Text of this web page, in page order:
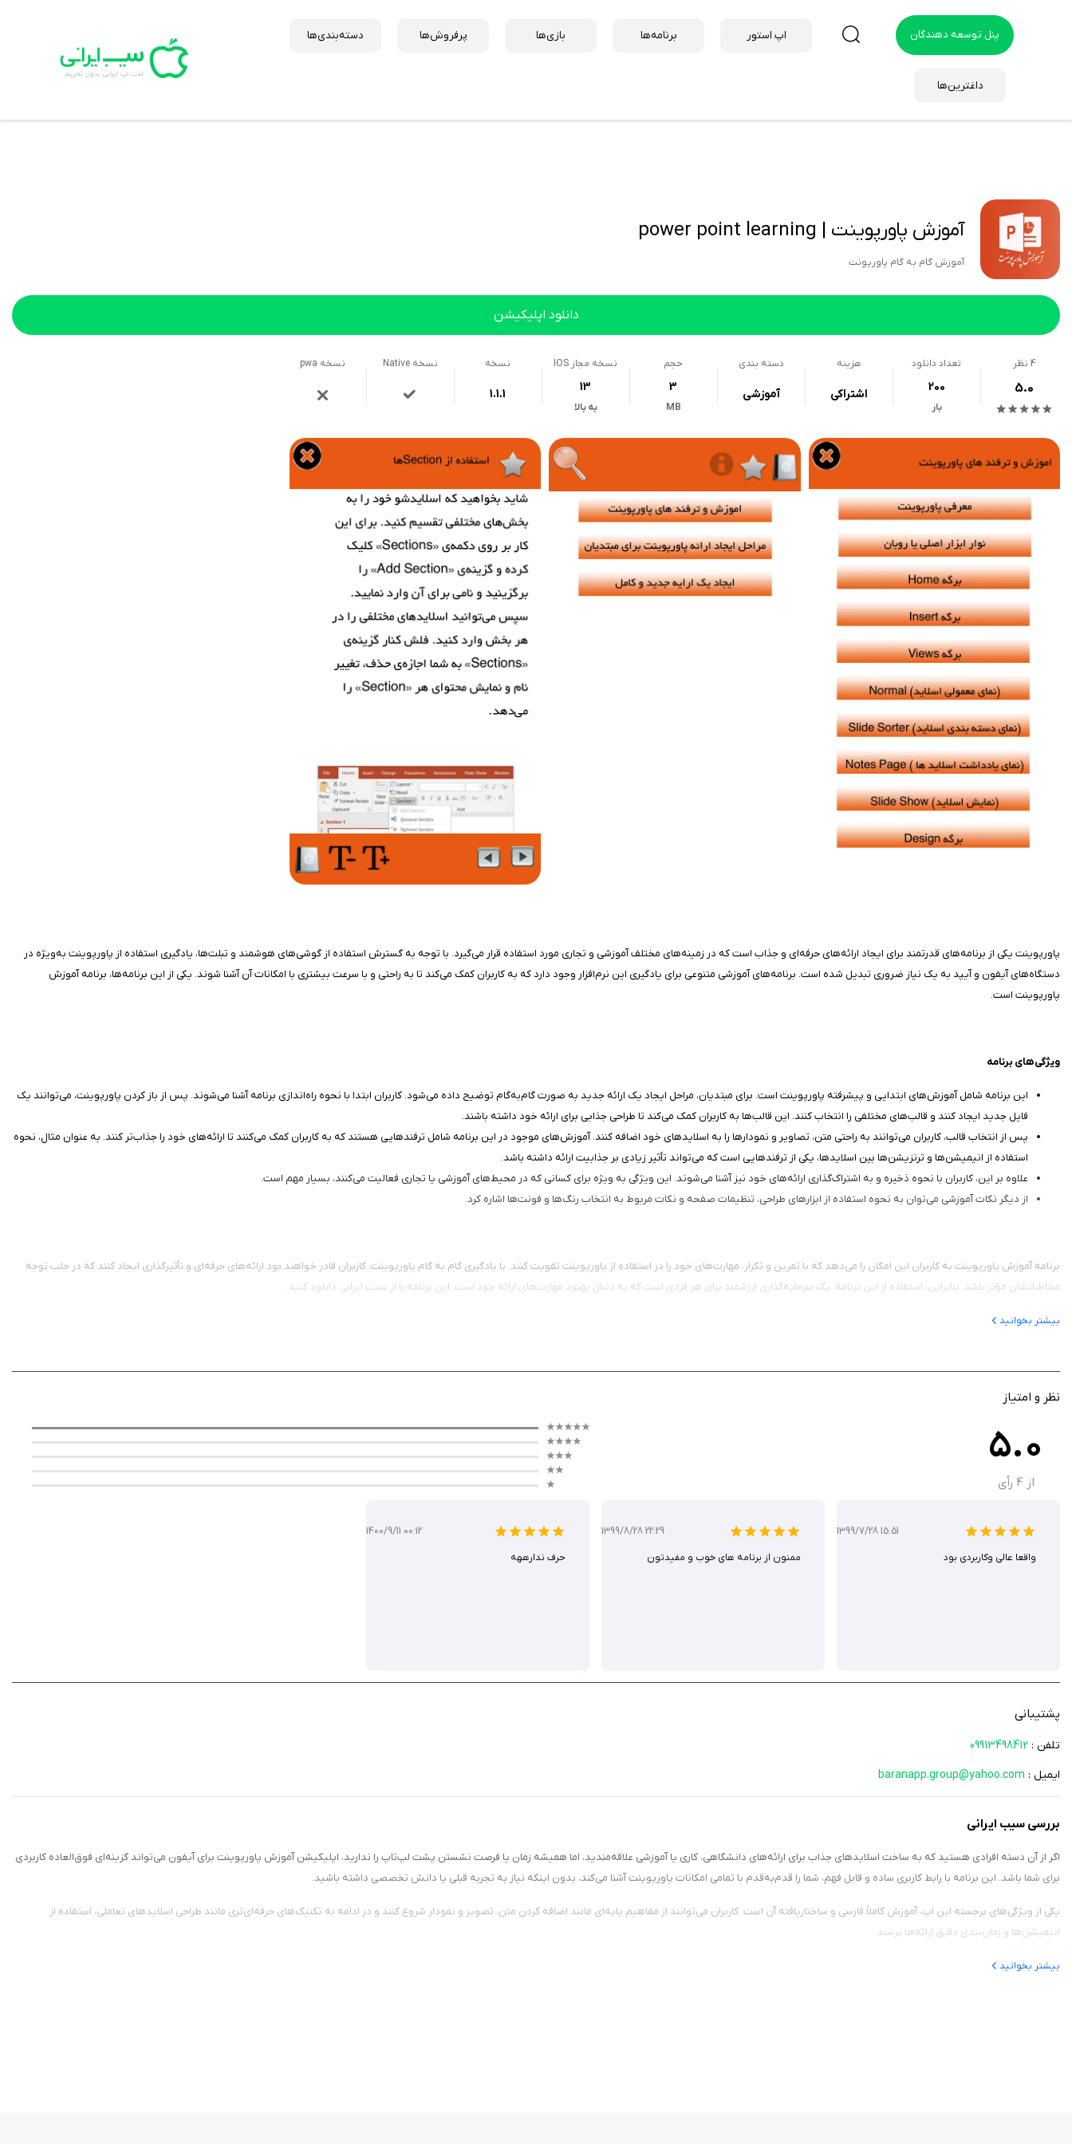
پنل توسعه دهندگان اپ استور برنامه‌ها بازی‌ها پرفروش‌ها دسته‌بندی‌ها
داغترین‌ها
آموزش پاورپوینت | power point learning
آموزش گام به گام پاورپونت
دانلود اپلیکیشن
4 نظر
5.0
تعداد دانلود
200
بار
هزینه
اشتراکی
دسته بندی
آموزشی
حجم
3
MB
نسخه مجاز IOS
13
به بالا
نسخه
1.1.1
نسخه Native نسخه pwa
پاورپوینت یکی از برنامه‌های قدرتمند برای ایجاد ارائه‌های حرفه‌ای و جذاب است که در زمینه‌های مختلف آموزشی و تجاری مورد استفاده قرار می‌گیرد. با توجه به گسترش استفاده از گوشی‌های هوشمند و تبلت‌ها، یادگیری استفاده از پاورپوینت به‌ویژه در
دستگاه‌های آیفون و آیپد به یک نیاز ضروری تبدیل شده است. برنامه‌های آموزشی متنوعی برای یادگیری این نرم‌افزار وجود دارد که به کاربران کمک می‌کند تا به راحتی و با سرعت بیشتری با امکانات آن آشنا شوند. یکی از این برنامه‌ها، برنامه آموزش
پاورپوینت است.
ویژگی‌های برنامه
این برنامه‌ شامل آموزش‌های ابتدایی و پیشرفته پاورپوینت است. برای مبتدیان، مراحل ایجاد یک ارائه جدید به صورت گام‌به‌گام توضیح داده می‌شود. کاربران ابتدا با نحوه راه‌اندازی برنامه آشنا می‌شوند. پس از باز کردن پاورپوینت، می‌توانند یک
فایل جدید ایجاد کنند و قالب‌های مختلفی را انتخاب کنند. این قالب‌ها به کاربران کمک می‌کند تا طراحی جذابی برای ارائه خود داشته باشند.
پس از انتخاب قالب، کاربران می‌توانند به راحتی متن، تصاویر و نمودارها را به اسلایدهای خود اضافه کنند. آموزش‌های موجود در این برنامه‌ شامل ترفندهایی هستند که به کاربران کمک می‌کنند تا ارائه‌های خود را جذاب‌تر کنند. به عنوان مثال، نحوه
استفاده از انیمیشن‌ها و ترنزیشن‌ها بین اسلایدها، یکی از ترفندهایی است که می‌تواند تأثیر زیادی بر جذابیت ارائه داشته باشد.
علاوه بر این، کاربران با نحوه ذخیره و به اشتراک‌گذاری ارائه‌های خود نیز آشنا می‌شوند. این ویژگی به ویژه برای کسانی که در محیط‌های آموزشی یا تجاری فعالیت می‌کنند، بسیار مهم است.
از دیگر نکات آموزشی می‌توان به نحوه استفاده از ابزارهای طراحی، تنظیمات صفحه و نکات مربوط به انتخاب رنگ‌ها و فونت‌ها اشاره کرد.
برنامه آموزش پاورپوینت به کاربران این امکان را می‌دهد که با تمرین و تکرار، مهارت‌های خود را در استفاده از پاورپوینت تقویت کنند. با یادگیری گام به گام پاورپوینت، کاربران قادر خواهند بود ارائه‌های حرفه‌ای و تأثیرگذاری ایجاد کنند که در جلب توجه
مخاطبانشان مؤثر باشد. بنابراین، استفاده از این برنامه، یک سرمایه‌گذاری ارزشمند برای هر فردی است که به دنبال بهبود مهارت‌های ارائه خود است. این برنامه را از سیب ایرانی دانلود کنید.
بیشتر بخوانید
نظر و امتیاز
5.0
از 4 رأی
1399/7/28 15:51
واقعا عالی و‌کاربردی بود
1399/8/28 22:29
ممنون از برنامه هاى خوب و مفيدتون
1400/9/11 00:12
حرف ندارههه
پشتیبانی
تلفن : 09913498412
ایمیل : baranapp.group@yahoo.com
بررسی سیب ایرانی
اگر از آن دسته افرادی هستید که به ساخت اسلایدهای جذاب برای ارائه‌های دانشگاهی، کاری یا آموزشی علاقه‌مندید، اما همیشه زمان یا فرصت نشستن پشت لپ‌تاپ را ندارید، اپلیکیشن آموزش پاورپوینت برای آیفون می‌تواند گزینه‌ای فوق‌العاده کاربردی
برای شما باشد. این برنامه با رابط کاربری ساده و قابل فهم، شما را قدم‌به‌قدم با تمامی امکانات پاورپوینت آشنا می‌کند، بدون اینکه نیاز به تجربه قبلی یا دانش تخصصی داشته باشید.
یکی از ویژگی‌های برجسته این اپ، آموزش کاملاً فارسی و ساختاریافته آن است. کاربران می‌توانند از مفاهیم پایه‌ای مانند اضافه کردن متن، تصویر و نمودار شروع کنند و در ادامه به تکنیک‌های حرفه‌ای‌تری مانند طراحی اسلایدهای تعاملی، استفاده از
انیمیشن‌ها و زمان‌بندی دقیق ارائه‌ها برسند.
در این اپلیکیشن، ویدیوهای آموزشی کوتاه و کاربردی با مثال‌های واقعی قرار دارد که هر درس را به‌صورت عملی توضیح می‌دهند. همچنین در پایان هر بخش، تمرین‌هایی برای تثبیت یادگیری در نظر گرفته شده که به شما کمک می‌کند مهارت‌های خود را
بیشتر بخوانید